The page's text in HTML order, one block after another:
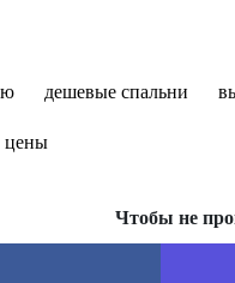
дешевые спальни
цены
Чтобы не